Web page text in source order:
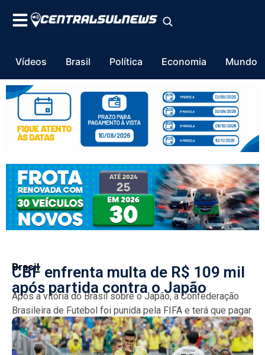
Vídeos Brasil Política Economia Mundo
Brasil
CBF enfrenta multa de R$ 109 mil
após partida contra o Japão
Após a vitória do Brasil sobre o Japão, a Confederação
Brasileira de Futebol foi punida pela FIFA e terá que pagar
uma multa total de...